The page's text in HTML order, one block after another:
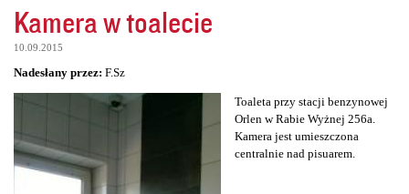
Kamera w toalecie
10.09.2015
Nadesłany przez: F.Sz
Toaleta przy stacji benzynowej
Orlen w Rabie Wyżnej 256a.
Kamera jest umieszczona
centralnie nad pisuarem.